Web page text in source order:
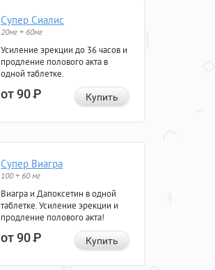
Супер Сиалис
20мг + 60мг
Усиление эрекции до 36 часов и
продление полового акта в
одной таблетке.
от 90Р Купить
Супер Виагра
100 + 60 мг
Виагра и Дапоксетин в одной
таблетке. Усиление эрекции и
продление полового акта!
от 90Р Купить